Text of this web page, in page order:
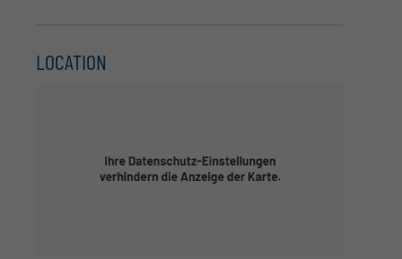
LOCATION